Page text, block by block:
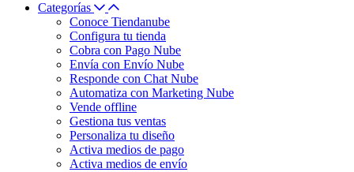
Categorías
Conoce Tiendanube
Configura tu tienda
Cobra con Pago Nube
Envía con Envío Nube
Responde con Chat Nube
Automatiza con Marketing Nube
Vende offline
Gestiona tus ventas
Personaliza tu diseño
Activa medios de pago
Activa medios de envío